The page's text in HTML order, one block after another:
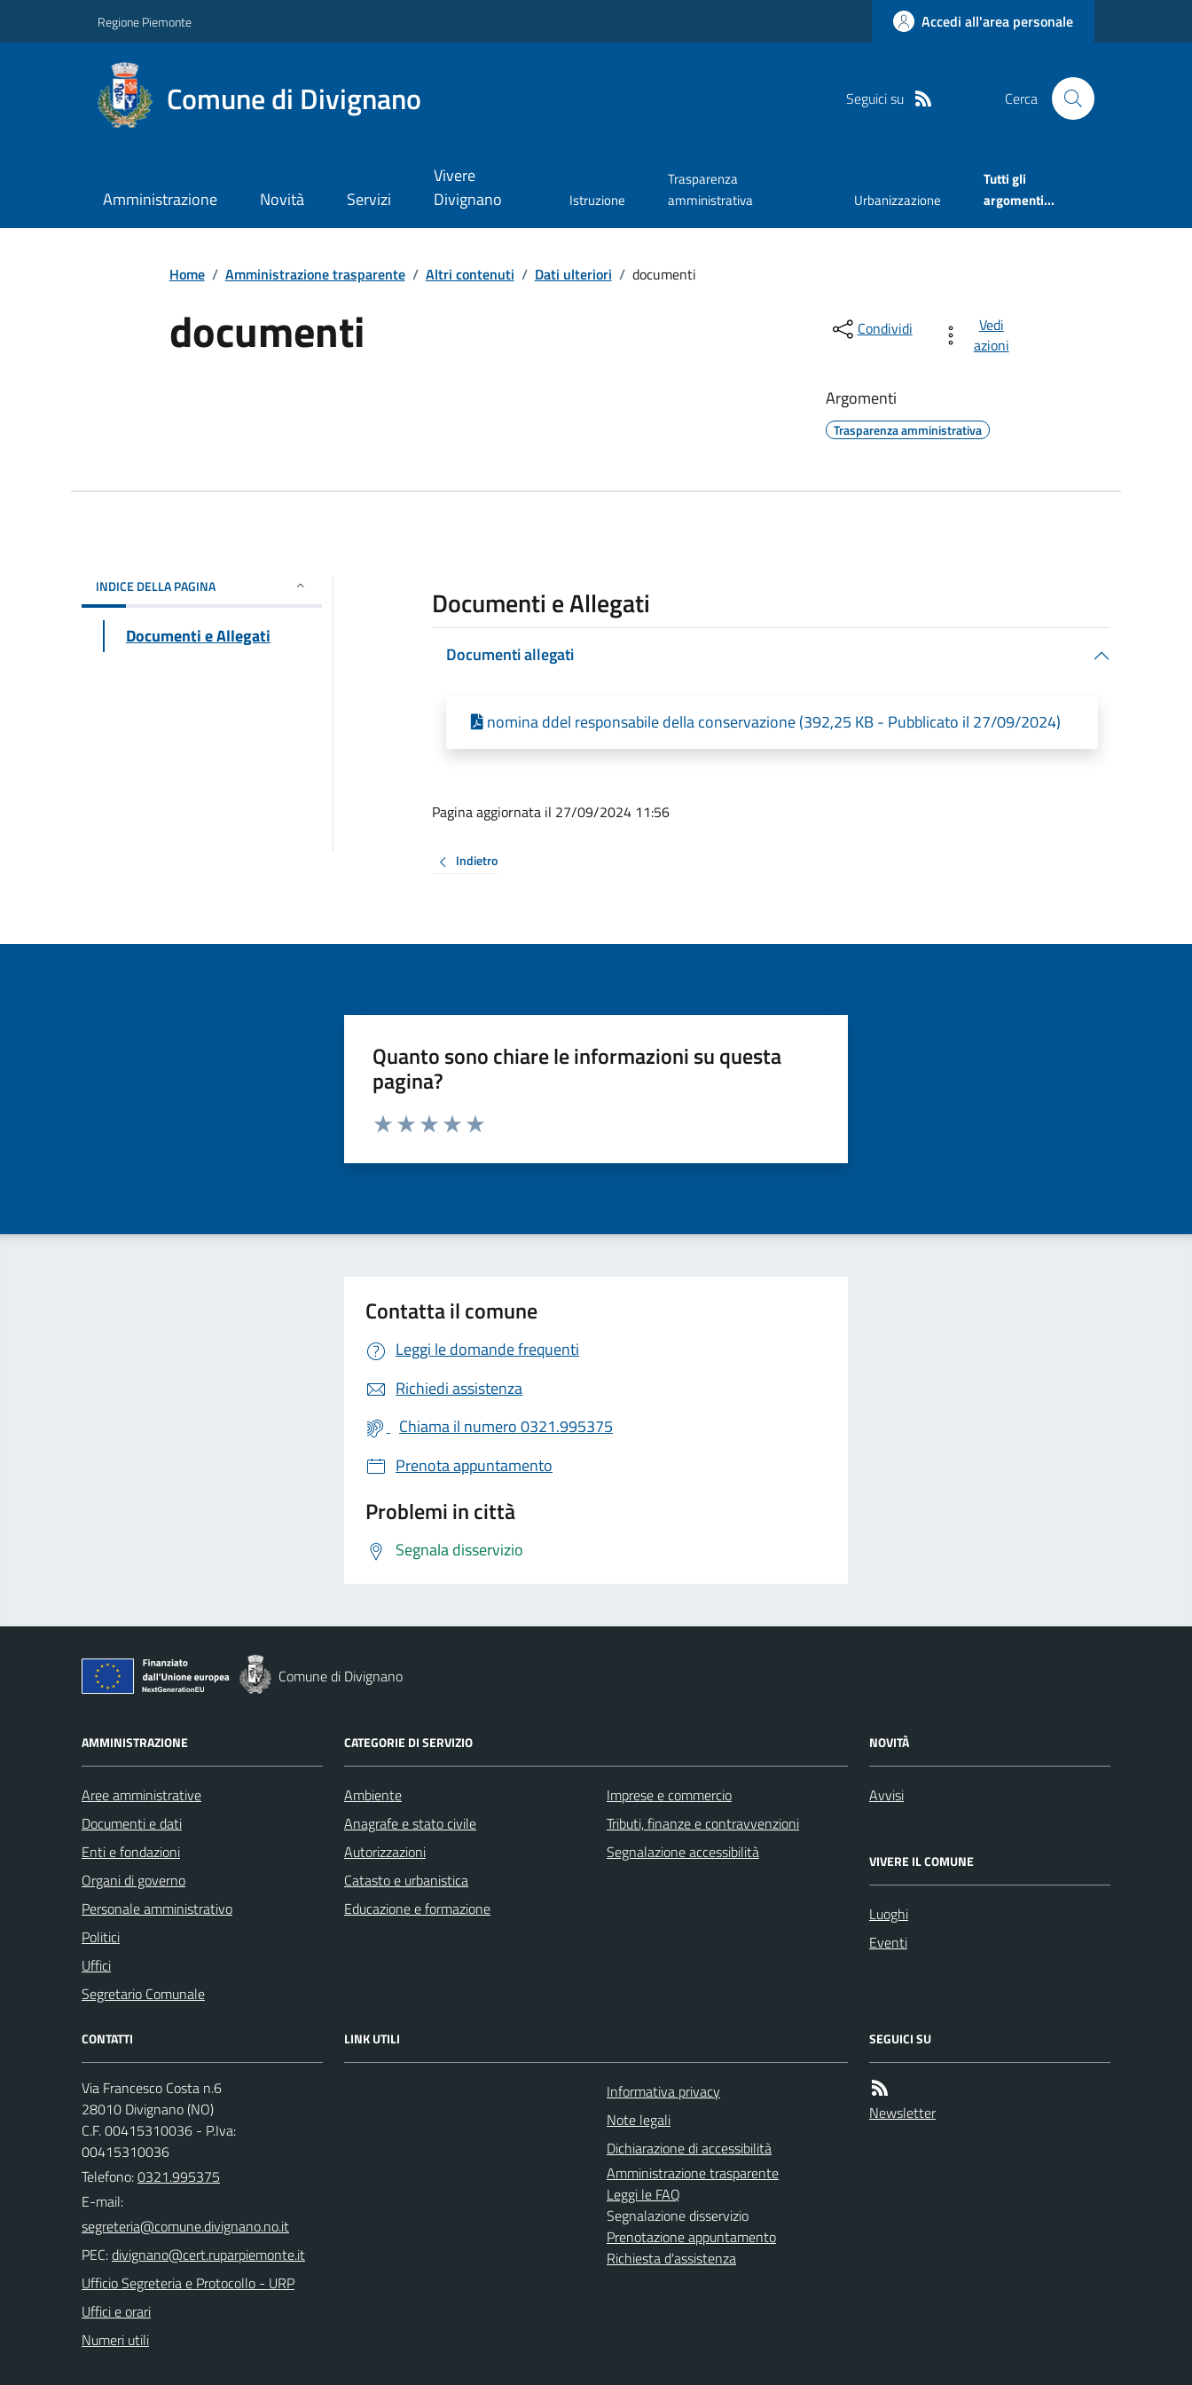
Regione Piemonte Accedi all'area personale
Comune di Divignano Seguici su Cerca
Amministrazione Novità Servizi
Vivere
Divignano
Istruzione
Trasparenza
amministrativa
Urbanizzazione
Tutti gli
argomenti...
Home / Amministrazione trasparente / Altri contenuti / Dati ulteriori / documenti
documenti Condividi
Vedi
azioni
Argomenti
Trasparenza amministrativa
INDICE DELLA PAGINA
Documenti e Allegati
Documenti e Allegati
Documenti allegati
nomina ddel responsabile della conservazione (392,25 KB - Pubblicato il 27/09/2024)
Pagina aggiornata il 27/09/2024 11:56
Indietro
Quanto sono chiare le informazioni su questa
pagina?
Valuta da 1 a 5 stelle la pagina
Contatta il comune
Leggi le domande frequenti
Richiedi assistenza
Chiama il numero 0321.995375
Prenota appuntamento
Problemi in città
Segnala disservizio
Comune di Divignano
AMMINISTRAZIONE
Aree amministrative
Documenti e dati
Enti e fondazioni
Organi di governo
Personale amministrativo
Politici
Uffici
Segretario Comunale
CATEGORIE DI SERVIZIO
Ambiente
Anagrafe e stato civile
Autorizzazioni
Catasto e urbanistica
Educazione e formazione
Imprese e commercio
Tributi, finanze e contravvenzioni
Segnalazione accessibilità
NOVITÀ
Avvisi
VIVERE IL COMUNE
Luoghi
Eventi
CONTATTI
Via Francesco Costa n.6
28010 Divignano (NO)
C.F. 00415310036 - P.Iva:
00415310036
Telefono:0321.995375
E-mail:
PEC:
Ufficio Segreteria e Protocollo - URP
Uffici e orari
Numeri utili
LINK UTILI
Informativa privacy
Note legali
Dichiarazione di accessibilità
Amministrazione trasparente
Leggi le FAQ
Segnalazione disservizio
Prenotazione appuntamento
Richiesta d'assistenza
SEGUICI SU
Newsletter